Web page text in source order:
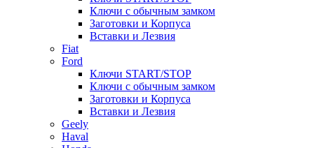
Ключи с обычным замком
Заготовки и Корпуса
Вставки и Лезвия
Fiat
Ford
Ключи START/STOP
Ключи с обычным замком
Заготовки и Корпуса
Вставки и Лезвия
Geely
Haval